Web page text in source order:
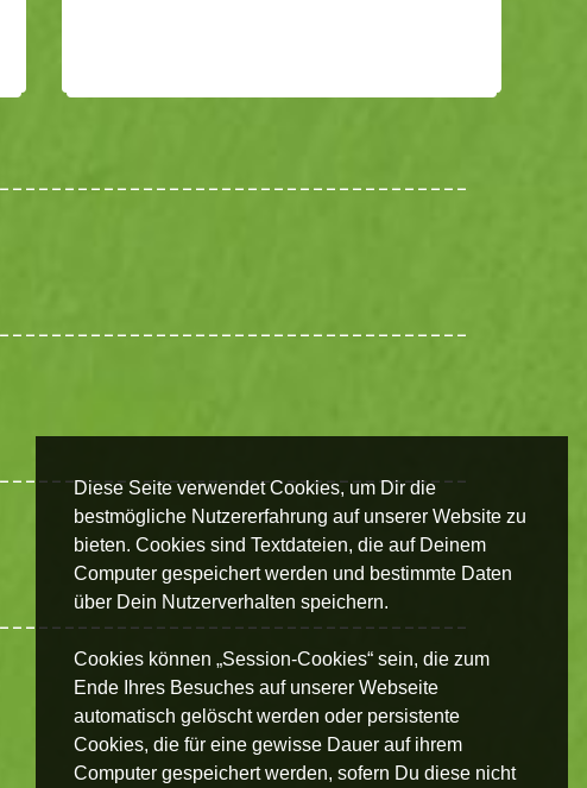
Diese Seite verwendet Cookies, um Dir die
bestmögliche Nutzererfahrung auf unserer Website zu
bieten. Cookies sind Textdateien, die auf Deinem
Computer gespeichert werden und bestimmte Daten
über Dein Nutzerverhalten speichern.
Cookies können „Session-Cookies“ sein, die zum
Ende Ihres Besuches auf unserer Webseite
automatisch gelöscht werden oder persistente
Cookies, die für eine gewisse Dauer auf ihrem
Computer gespeichert werden, sofern Du diese nicht